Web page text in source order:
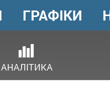
АНАЛІТИКА
ГРАФІКИ